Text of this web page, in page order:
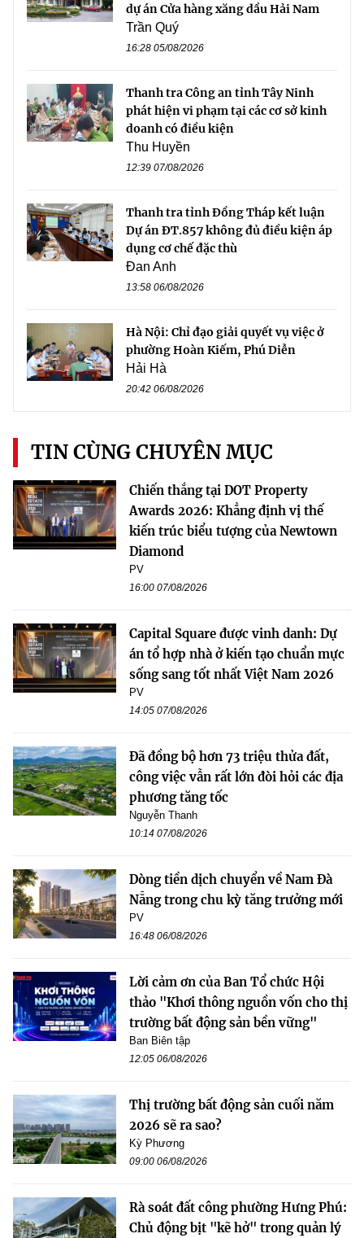
dự án Cửa hàng xăng dầu Hải Nam
Trần Quý
16:28 05/08/2026
Thanh tra Công an tỉnh Tây Ninh
phát hiện vi phạm tại các cơ sở kinh
doanh có điều kiện
Thu Huyền
12:39 07/08/2026
Thanh tra tỉnh Đồng Tháp kết luận
Dự án ĐT.857 không đủ điều kiện áp
dụng cơ chế đặc thù
Đan Anh
13:58 06/08/2026
Hà Nội: Chỉ đạo giải quyết vụ việc ở
phường Hoàn Kiếm, Phú Diễn
Hải Hà
20:42 06/08/2026
TIN CÙNG CHUYÊN MỤC
Chiến thắng tại DOT Property
Awards 2026: Khẳng định vị thế
kiến trúc biểu tượng của Newtown
Diamond
PV
16:00 07/08/2026
Capital Square được vinh danh: Dự
án tổ hợp nhà ở kiến tạo chuẩn mực
sống sang tốt nhất Việt Nam 2026
PV
14:05 07/08/2026
Đã đồng bộ hơn 73 triệu thửa đất,
công việc vẫn rất lớn đòi hỏi các địa
phương tăng tốc
Nguyễn Thanh
10:14 07/08/2026
Dòng tiền dịch chuyển về Nam Đà
Nẵng trong chu kỳ tăng trưởng mới
PV
16:48 06/08/2026
Lời cảm ơn của Ban Tổ chức Hội
thảo "Khơi thông nguồn vốn cho thị
trường bất động sản bền vững"
Ban Biên tập
12:05 06/08/2026
Thị trường bất động sản cuối năm
2026 sẽ ra sao?
Kỳ Phương
09:00 06/08/2026
Rà soát đất công phường Hưng Phú:
Chủ động bịt "kẽ hở" trong quản lý